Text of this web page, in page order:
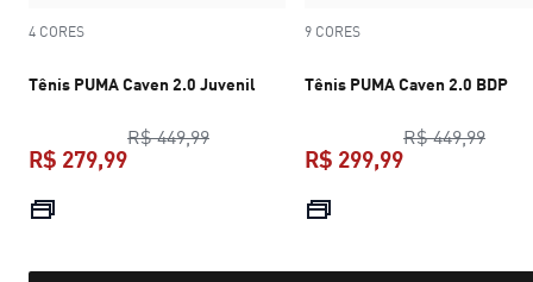
4 CORES
Tênis PUMA Caven 2.0 Juvenil
R$ 449,99preço original R$ 449,99
R$ 279,99
preço atual R$ 279,99
9 CORES
Tênis PUMA Caven 2.0 BDP
R$ 449,99
R$ 299,99